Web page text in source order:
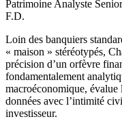
Patrimoine Analyste
F.D.
Loin des banquiers
« maison » stéréotypés,
précision d’un orfèvre
fondamentalement
macroéconomique, évalue
données avec l’intimité
investisseur.